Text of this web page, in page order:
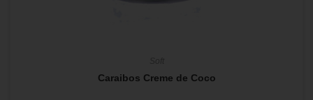
Caraibos Creme de Coco